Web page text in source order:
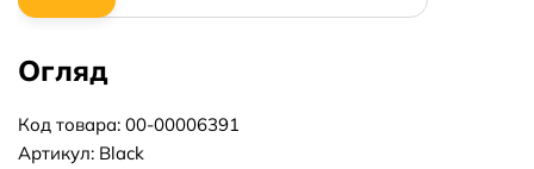
Огляд
Код товара: 00-00006391
Артикул: Black